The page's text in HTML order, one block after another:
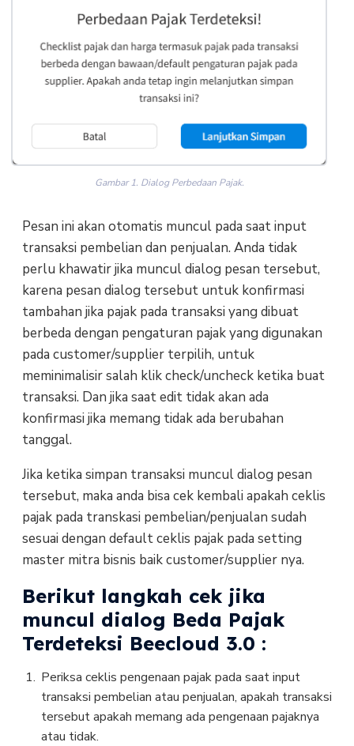
Gambar 1. Dialog Perbedaan Pajak.
Pesan ini akan otomatis muncul pada saat input
transaksi pembelian dan penjualan. Anda tidak
perlu khawatir jika muncul dialog pesan tersebut,
karena pesan dialog tersebut untuk konfirmasi
tambahan jika pajak pada transaksi yang dibuat
berbeda dengan pengaturan pajak yang digunakan
pada customer/supplier terpilih, untuk
meminimalisir salah klik check/uncheck ketika buat
transaksi. Dan jika saat edit tidak akan ada
konfirmasi jika memang tidak ada berubahan
tanggal.
Jika ketika simpan transaksi muncul dialog pesan
tersebut, maka anda bisa cek kembali apakah ceklis
pajak pada transkasi pembelian/penjualan sudah
sesuai dengan default ceklis pajak pada setting
master mitra bisnis baik customer/supplier nya.
Berikut langkah cek jika
muncul dialog Beda Pajak
Terdeteksi Beecloud 3.0 :
Periksa ceklis pengenaan pajak pada saat input
transaksi pembelian atau penjualan, apakah transaksi
tersebut apakah memang ada pengenaan pajaknya
atau tidak.